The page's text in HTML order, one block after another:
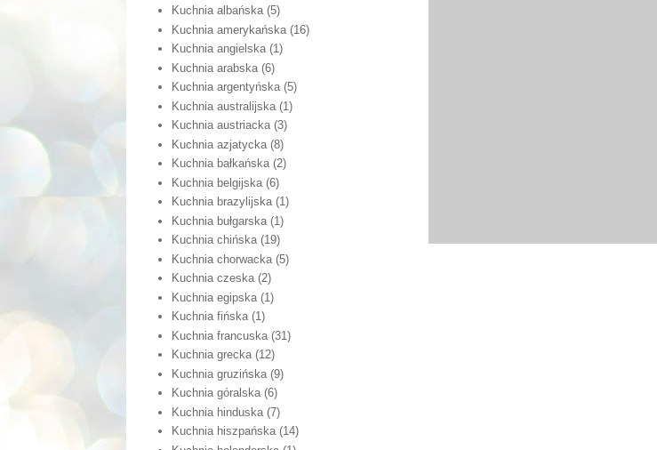
Kuchnia albańska (5)
Kuchnia amerykańska (16)
Kuchnia angielska (1)
Kuchnia arabska (6)
Kuchnia argentyńska (5)
Kuchnia australijska (1)
Kuchnia austriacka (3)
Kuchnia azjatycka (8)
Kuchnia bałkańska (2)
Kuchnia belgijska (6)
Kuchnia brazylijska (1)
Kuchnia bułgarska (1)
Kuchnia chińska (19)
Kuchnia chorwacka (5)
Kuchnia czeska (2)
Kuchnia egipska (1)
Kuchnia fińska (1)
Kuchnia francuska (31)
Kuchnia grecka (12)
Kuchnia gruzińska (9)
Kuchnia góralska (6)
Kuchnia hinduska (7)
Kuchnia hiszpańska (14)